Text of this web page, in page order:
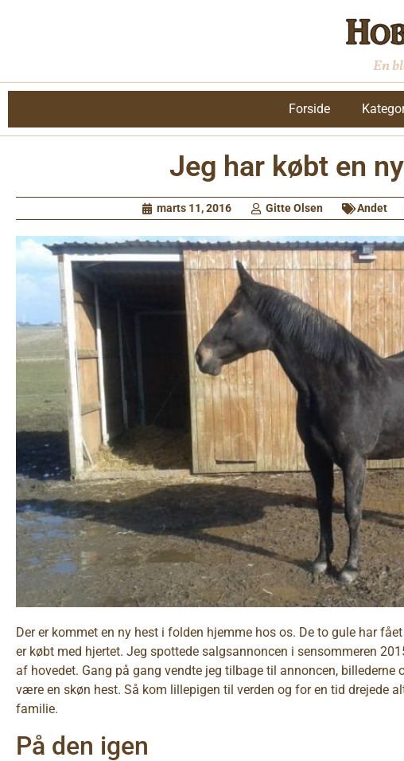
En
Forside
Jeg har købt en
marts 11, 2016 Gitte Olsen Andet
Der er kommet en ny hest i folden hjemme hos os. De to gule har
er købt med hjertet. Jeg spottede salgsannoncen i sensommeren
af hovedet. Gang på gang vendte jeg tilbage til annoncen, billederne
være en skøn hest. Så kom lillepigen til verden og for en tid drejede
familie.
På den igen